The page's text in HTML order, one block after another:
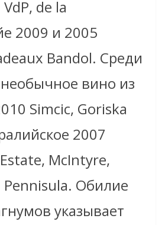
de la
2009 и 2005
Bandol. Среди
вино из
Simcic, Goriska
2007
McIntyre,
Обилие
указывает